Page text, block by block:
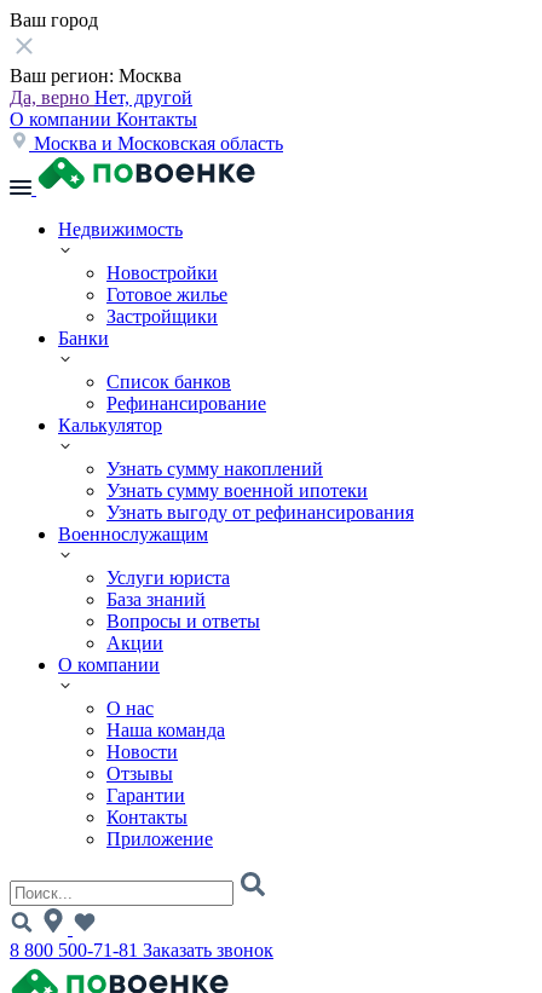
Ваш город
Ваш регион: Москва
Да, верно Нет, другой
О компании Контакты
Москва и Московская область
Недвижимость
Новостройки
Готовое жилье
Застройщики
Банки
Список банков
Рефинансирование
Калькулятор
Узнать сумму накоплений
Узнать сумму военной ипотеки
Узнать выгоду от рефинансирования
Военнослужащим
Услуги юриста
База знаний
Вопросы и ответы
Акции
О компании
О нас
Наша команда
Новости
Отзывы
Гарантии
Контакты
Приложение
8 800 500-71-81 Заказать звонок